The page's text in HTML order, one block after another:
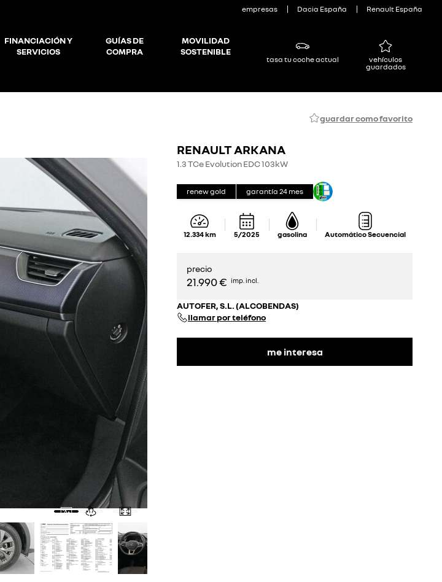
empresas Dacia España Renault España
FINANCIACIÓN Y
SERVICIOS
GUÍAS DE
COMPRA
MOVILIDAD
SOSTENIBLE
tasa tu coche actual
vehículos
guardados
guardar como favorito
RENAULT ARKANA
1.3 TCe Evolution EDC 103kW
renew gold garantía 24 mes
12.334km 5/2025 gasolina Automático Secuencial
precio
21.990 € imp. incl.
AUTOFER, S.L. (ALCOBENDAS)
llamar por teléfono
me interesa